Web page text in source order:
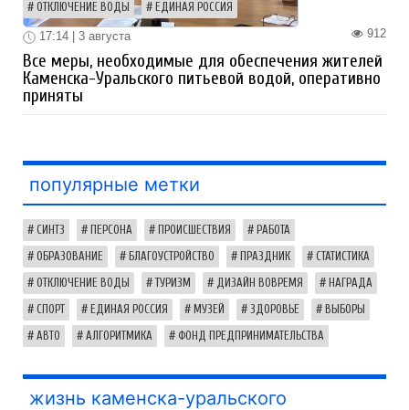
ОТКЛЮЧЕНИЕ ВОДЫ ЕДИНАЯ РОССИЯ
912
17:14 | 3 августа
Все меры, необходимые для обеспечения жителей
Каменска-Уральского питьевой водой, оперативно
приняты
популярные метки
СИНТЗ ПЕРСОНА ПРОИСШЕСТВИЯ РАБОТА
ОБРАЗОВАНИЕ БЛАГОУСТРОЙСТВО ПРАЗДНИК СТАТИСТИКА
ОТКЛЮЧЕНИЕ ВОДЫ ТУРИЗМ ДИЗАЙН ВОВРЕМЯ НАГРАДА
СПОРТ ЕДИНАЯ РОССИЯ МУЗЕЙ ЗДОРОВЬЕ ВЫБОРЫ
АВТО АЛГОРИТМИКА ФОНД ПРЕДПРИНИМАТЕЛЬСТВА
жизнь каменска-уральского